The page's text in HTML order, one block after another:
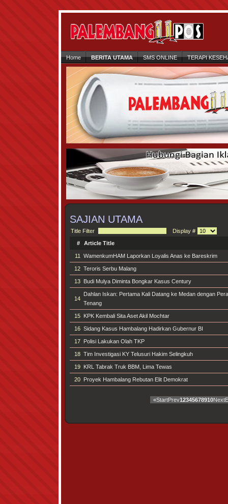
Home BERITA UTAMA SMS ONLINE TERAPI
SAJIAN UTAMA
Title Filter
Display #
#
Article Title
11 WamenkumHAM Laporkan Loyalis Anas ke Bareskrim
12 Teroris Serbu Malang
13 Budi Mulya Diminta Bongkar Kasus Century
14
Dahlan Iskan: Pertama Kali Datang ke Medan dengan
Tenang
15 KPK Kembali Sita Aset Akil Mochtar
16 Sidang Kasus Hambalang Hadirkan Gubernur BI
17 Polisi Lakukan Olah TKP
18 Tim Investigasi KY Telusuri Hakim Selingkuh
19 KRL Tabrak Truk BBM, Lima Tewas
20 Proyek Hambalang Rebutan Elit Demokrat
«StartPrev12345678910Next